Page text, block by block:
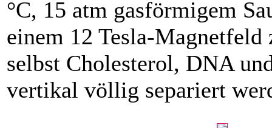
°C, 15 atm gasförmigem
einem 12 Tesla-Magnetfeld
selbst Cholesterol, DNA
vertikal völlig separiert